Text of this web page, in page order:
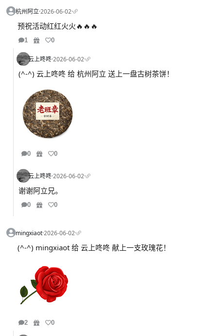
杭州阿立·2026-06-02·
预祝活动红红火火🔥🔥🔥
1 0
云上咚咚·2026-06-02·
(^-^) 云上咚咚 给 杭州阿立 送上一盘古树茶饼！
0 0
云上咚咚·2026-06-02·
谢谢阿立兄。
0 0
mingxiaot·2026-06-02·
(^-^) mingxiaot 给 云上咚咚 献上一支玫瑰花！
2 0